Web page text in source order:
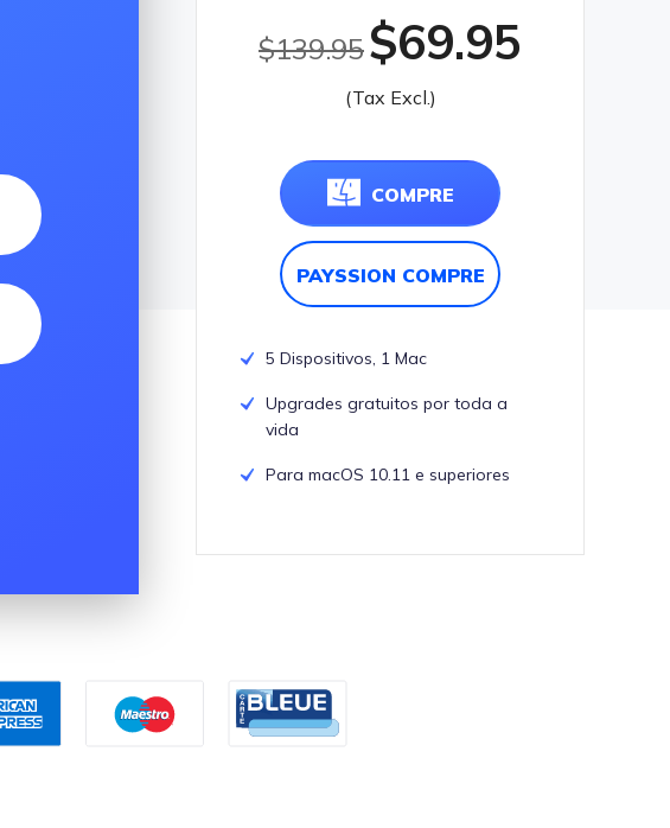
$139.95$69.95
(Tax Excl.)
COMPRE
PAYSSION COMPRE
5 Dispositivos, 1 Mac
Upgrades gratuitos por toda a
vida
Para macOS 10.11 e superiores